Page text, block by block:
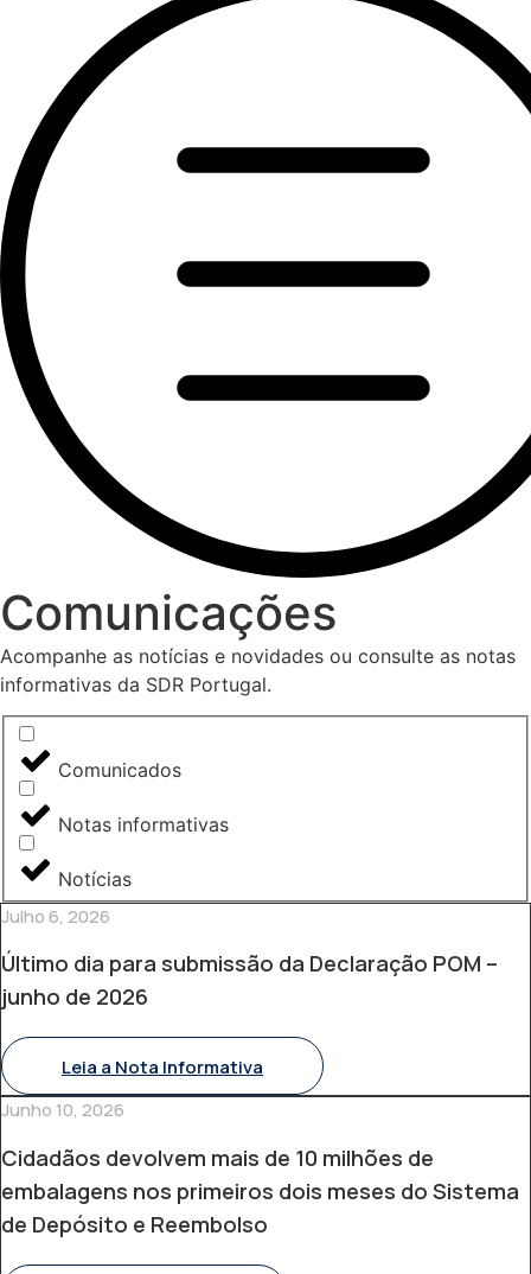
Comunicações
Acompanhe as notícias e novidades ou consulte as notas
informativas da SDR Portugal.
Comunicados
Notas informativas
Notícias
Julho 6, 2026
Último dia para submissão da Declaração POM –
junho de 2026
Leia a Nota Informativa
Junho 10, 2026
Cidadãos devolvem mais de 10 milhões de
embalagens nos primeiros dois meses do Sistema
de Depósito e Reembolso